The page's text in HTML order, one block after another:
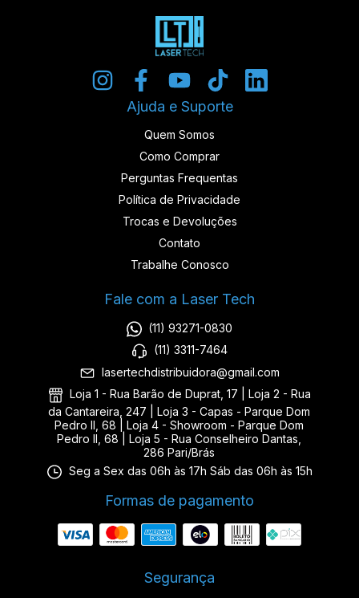
Ajuda e Suporte
Quem Somos
Como Comprar
Perguntas Frequentas
Política de Privacidade
Trocas e Devoluções
Contato
Trabalhe Conosco
Fale com a Laser Tech
(11) 93271-0830
(11) 3311-7464
lasertechdistribuidora@gmail.com
Loja 1 - Rua Barão de Duprat, 17 | Loja 2 - Rua
da Cantareira, 247 | Loja 3 - Capas - Parque Dom
Pedro II, 68 | Loja 4 - Showroom - Parque Dom
Pedro II, 68 | Loja 5 - Rua Conselheiro Dantas,
286 Pari/Brás
Seg a Sex das 06h às 17h Sáb das 06h às 15h
Formas de pagamento
Segurança